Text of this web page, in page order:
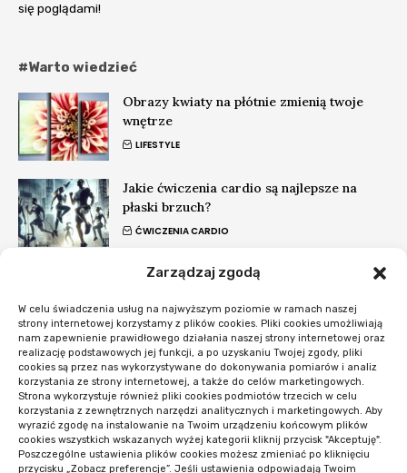
Zarządzaj zgodą
W celu świadczenia usług na najwyższym poziomie w ramach naszej
strony internetowej korzystamy z plików cookies. Pliki cookies umożliwiają
nam zapewnienie prawidłowego działania naszej strony internetowej oraz
realizację podstawowych jej funkcji, a po uzyskaniu Twojej zgody, pliki
cookies są przez nas wykorzystywane do dokonywania pomiarów i analiz
korzystania ze strony internetowej, a także do celów marketingowych.
Strona wykorzystuje również pliki cookies podmiotów trzecich w celu
korzystania z zewnętrznych narzędzi analitycznych i marketingowych. Aby
wyrazić zgodę na instalowanie na Twoim urządzeniu końcowym plików
cookies wszystkich wskazanych wyżej kategorii kliknij przycisk "Akceptuję".
Poszczególne ustawienia plików cookies możesz zmieniać po kliknięciu
przycisku „Zobacz preferencje”. Jeśli ustawienia odpowiadają Twoim
się poglądami!
#Warto wiedzieć
Obrazy kwiaty na płótnie zmienią twoje
wnętrze
LIFESTYLE
Jakie ćwiczenia cardio są najlepsze na
płaski brzuch?
ĆWICZENIA CARDIO
Czy ćwiczenia cardio redukują cellulit?
ĆWICZENIA CARDIO
#Nowości
Co sprawdzić przed startem systemu
rezerwacji
OPROGRAMOWANIE I APLIKACJE